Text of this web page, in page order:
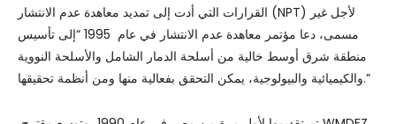
القرارات التي أدت إلى تمديد معاهدة عدم الانتشار (NPT) لأجل غير
مسمى، دعا مؤتمر معاهدة عدم الانتشار في عام 1995 “إلى تأسيس
منطقة شرق أوسط خالية من أسلحة الدمار الشامل والأسلحة النووية
والكيميائية والبيولوجية، يمكن التحقق بفعالية منها ومن أنظمة تحقيقها.”